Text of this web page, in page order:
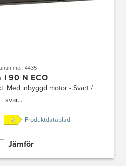
4435
I 90 N ECO
Med inbyggd motor - Svart /
svar...
Produktdatablad
Jämför